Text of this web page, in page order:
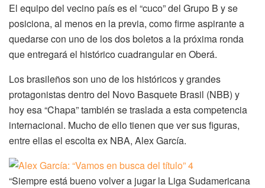
El equipo del vecino país es el “cuco” del Grupo B y se
posiciona, al menos en la previa, como firme aspirante a
quedarse con uno de los dos boletos a la próxima ronda
que entregará el histórico cuadrangular en Oberá.
Los brasileños son uno de los históricos y grandes
protagonistas dentro del Novo Basquete Brasil (NBB) y
hoy esa “Chapa” también se traslada a esta competencia
internacional. Mucho de ello tienen que ver sus figuras,
entre ellas el escolta ex NBA, Alex García.
“Siempre está bueno volver a jugar la Liga Sudamericana